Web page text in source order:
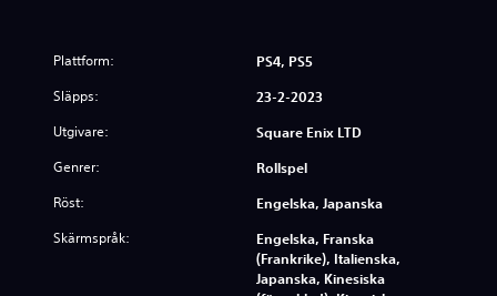
Plattform: PS4, PS5
Släpps: 23-2-2023
Utgivare: Square Enix LTD
Genrer: Rollspel
Röst: Engelska, Japanska
Skärmspråk:
Engelska, Franska
(Frankrike), Italienska,
Japanska, Kinesiska